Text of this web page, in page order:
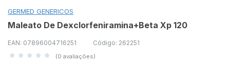
GERMED GENERICOS
Maleato De Dexclorfeniramina+Beta Xp 120
EAN: 07896004716251 Código: 262251
(0 avaliações)